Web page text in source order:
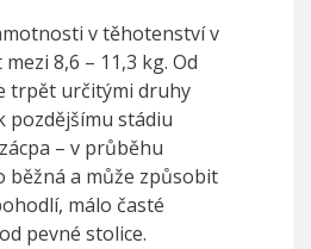
v těhotenství v
8,6 – 11,3 kg. Od
trpět určitými druhy
pozdějšímu stádiu
– v průběhu
a může způsobit
málo časté
pevné stolice.